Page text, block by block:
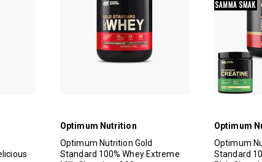
Optimum Nutrition
Optimum Nutrition Gold
Standard 100% Whey Extreme
Optimum
Optimum
Standard